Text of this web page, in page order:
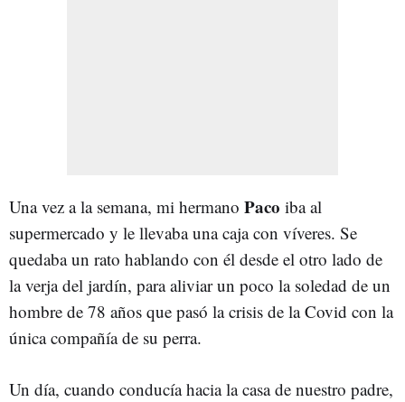
Una vez a la semana, mi hermano Paco iba al
supermercado y le llevaba una caja con víveres. Se
quedaba un rato hablando con él desde el otro lado de
la verja del jardín, para aliviar un poco la soledad de un
hombre de 78 años que pasó la crisis de la Covid con la
única compañía de su perra.
Un día, cuando conducía hacia la casa de nuestro padre,